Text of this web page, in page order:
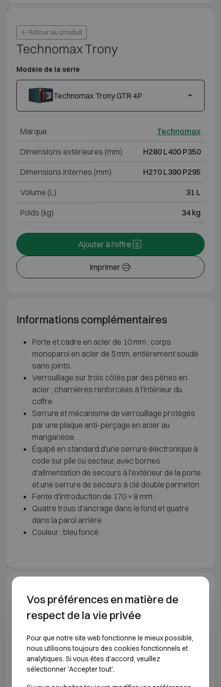
Retour au produit
Technomax Trony
Modèle de la série
Technomax Trony GTR 4P
Marque Technomax
Dimensions extérieures (mm) H280 L400 P350
Dimensions internes (mm) H270 L390 P295
Volume (L) 31 L
Poids (kg) 34 kg
Imprimer
Ajouter à l'offre
Informations complémentaires
Porte et cadre en acier de 10 mm ; corps
monoparoi en acier de 5 mm, entièrement soudé
sans joints.
Verrouillage sur trois côtés par des pênes en
acier ; charnières renforcées à l'intérieur du
coffre.
Serrure et mécanisme de verrouillage protégés
par une plaque anti-perçage en acier au
manganèse.
Équipé en standard d'une serrure électronique à
code sur pile ou secteur, avec bornes
d'alimentation de secours à l'extérieur de la porte
et une serrure de secours à clé double panneton.
Fente d'introduction de 170 × 8 mm.
Quatre trous d'ancrage dans le fond et quatre
dans la paroi arrière.
Couleur : bleu foncé.
Spécifications du modèle
TECHNOMAX TRONY
Modèle Dimensions
Technomax Trony GTR 4P
Vos préférences en matière de
respect de la vie privée
Pour que notre site web fonctionne le mieux possible,
nous utilisons toujours des cookies fonctionnels et
analytiques. Si vous êtes d'accord, veuillez
sélectionner 'Accepter tout'.